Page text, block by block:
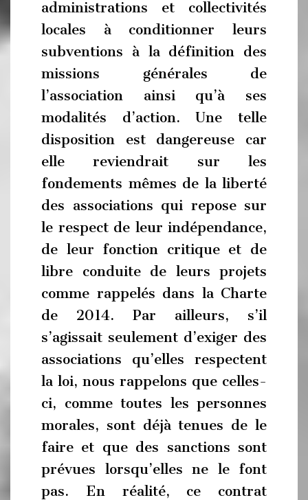
administrations et collectivités
locales à conditionner leurs
subventions à la définition des
missions générales de
l’association ainsi qu’à ses
modalités d’action. Une telle
disposition est dangereuse car
elle reviendrait sur les
fondements mêmes de la liberté
des associations qui repose sur
le respect de leur indépendance,
de leur fonction critique et de
libre conduite de leurs projets
comme rappelés dans la Charte
de 2014. Par ailleurs, s’il
s’agissait seulement d’exiger des
associations qu’elles respectent
la loi, nous rappelons que celles-
ci, comme toutes les personnes
morales, sont déjà tenues de le
faire et que des sanctions sont
prévues lorsqu’elles ne le font
pas. En réalité, ce contrat